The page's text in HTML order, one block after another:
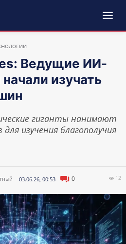
Ведущие ИИ-
изучать
гиганты нанимают
изучения благополучия
03.06.26, 00:53 0 12